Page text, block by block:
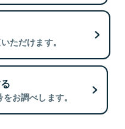
ただけます。
お調べします。